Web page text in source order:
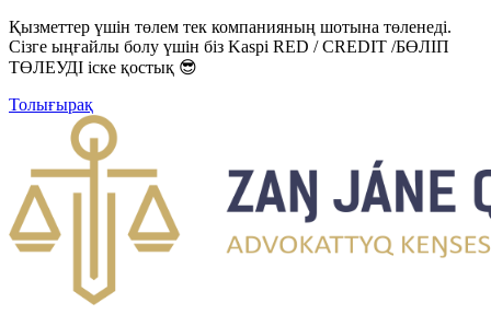
Қызметтер үшін төлем тек компанияның шотына төленеді.
Сізге ыңғайлы болу үшін біз Kaspi RED / CREDIT /БӨЛІП
ТӨЛЕУДІ іске қостық 😎
Толығырақ